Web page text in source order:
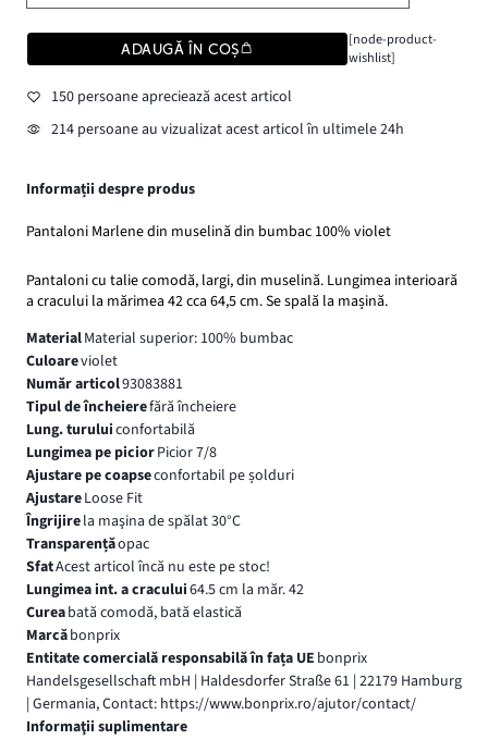
ADAUGĂ ÎN COȘ
[node-product-
wishlist]
150 persoane apreciează acest articol
214 persoane au vizualizat acest articol în ultimele 24h
Informații despre produs
Pantaloni Marlene din muselină din bumbac 100% violet
Pantaloni cu talie comodă, largi, din muselină. Lungimea interioară
a cracului la mărimea 42 cca 64,5 cm. Se spală la mașină.
MaterialMaterial superior: 100% bumbac
Culoareviolet
Număr articol93083881
Tipul de încheierefără încheiere
Lung. turuluiconfortabilă
Lungimea pe piciorPicior 7/8
Ajustare pe coapseconfortabil pe șolduri
AjustareLoose Fit
Îngrijirela maşina de spălat 30°C
Transparențăopac
SfatAcest articol încă nu este pe stoc!
Lungimea int. a cracului64.5 cm la măr. 42
Cureabată comodă, bată elastică
Marcăbonprix
Entitate comercială responsabilă în fața UE bonprix
Handelsgesellschaft mbH | Haldesdorfer Straße 61 | 22179 Hamburg
| Germania, Contact: https://www.bonprix.ro/ajutor/contact/
Informaţii suplimentare